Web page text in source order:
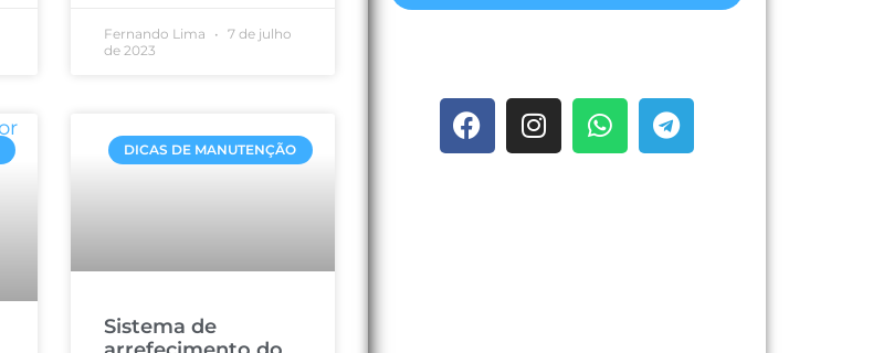
Fernando Lima
7 de julho
de 2023
DICAS DE MANUTENÇÃO
Sistema de